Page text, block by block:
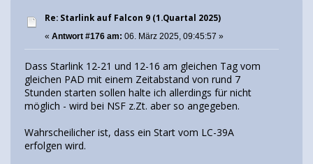
Re: Starlink auf Falcon 9 (1.Quartal 2025)
« Antwort #176 am: 06. März 2025, 09:45:57 »
Dass Starlink 12-21 und 12-16 am gleichen Tag vom
gleichen PAD mit einem Zeitabstand von rund 7
Stunden starten sollen halte ich allerdings für nicht
möglich - wird bei NSF z.Zt. aber so angegeben.
Wahrscheilicher ist, dass ein Start vom LC-39A
erfolgen wird.